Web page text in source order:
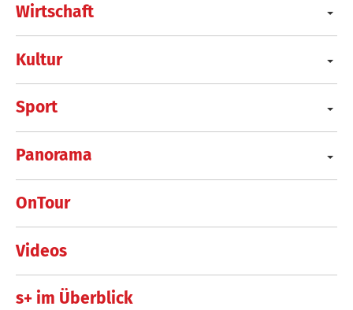
Wirtschaft
Kultur
Sport
Panorama
OnTour
Videos
s+ im Überblick